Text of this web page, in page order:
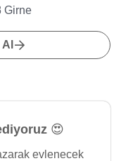
Girne
😍
evlenecek